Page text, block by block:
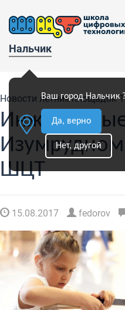
Нальчик
Ваш город Нальчик
Да, верно
Нет, другой
Новости летних площадок
Изумрудном
ШЦТ
15.08.2017 fedorov